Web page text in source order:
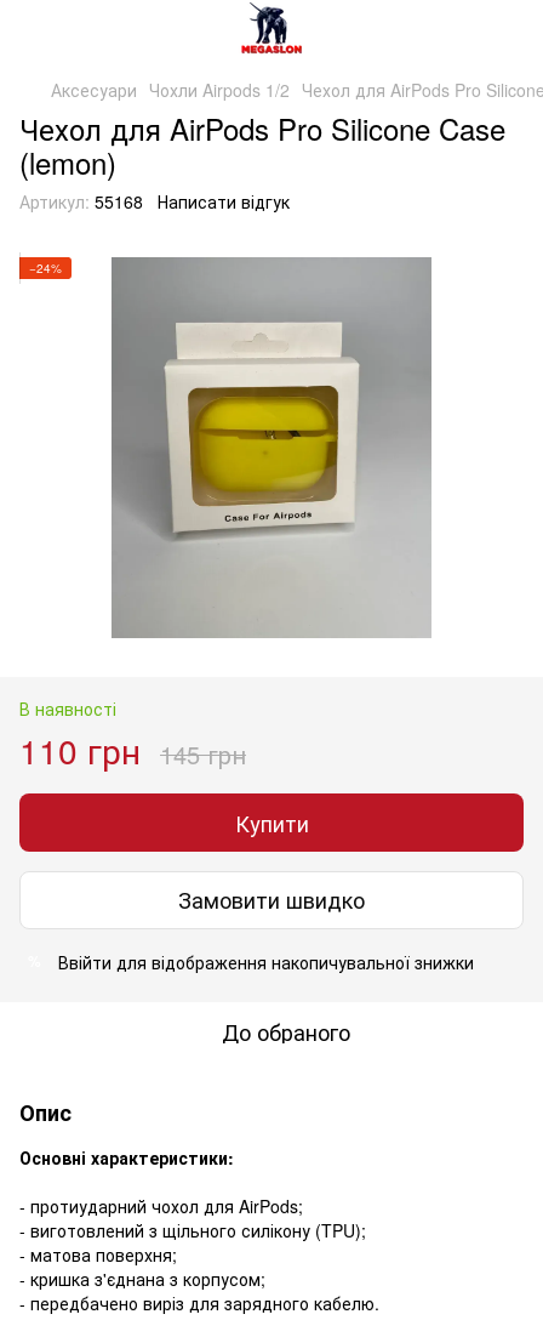
Аксесуари Чохли Airpods 1/2 Чехол для AirPods Pro
Чехол для AirPods Pro Silicone Case
(lemon)
Артикул: 55168 Написати відгук
−24%
В наявності
110 грн 145 грн
Купити
Замовити швидко
Ввійти для відображення накопичувальної знижки
До обраного
Опис
Основні характеристики:
- протиударний чохол для AirPods;
- виготовлений з щільного силікону (TPU);
- матова поверхня;
- кришка з'єднана з корпусом;
- передбачено виріз для зарядного кабелю.